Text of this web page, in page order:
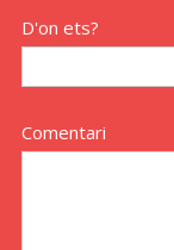
D'on ets?
Comentari